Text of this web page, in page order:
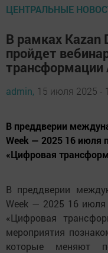
ЦЕНТРАЛЬНЫЕ
В рамках Kazan
пройдет
admin, 15 июля 2025 -
В преддверии
Week — 2025 16 июля
«Цифровая
В преддверии
Week — 2025 16 июля
«Цифровая
мероприятия
которые меняют